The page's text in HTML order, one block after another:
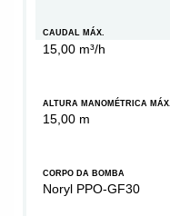
CAUDAL MÁX.
15,00 m³/h
ALTURA MANOMÉTRICA MÁX.
15,00 m
CORPO DA BOMBA
Noryl PPO-GF30